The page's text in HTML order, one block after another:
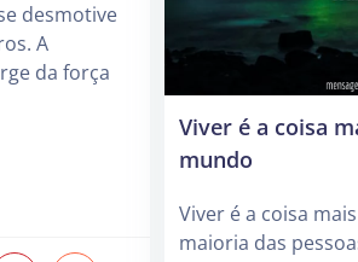
desmotive
A
da força
Viver é a coisa
mundo
Viver é a coisa
maioria das